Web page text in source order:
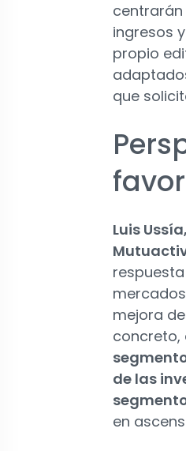
ingresos
propio
que
Luis
mejora
concreto,
de las
en